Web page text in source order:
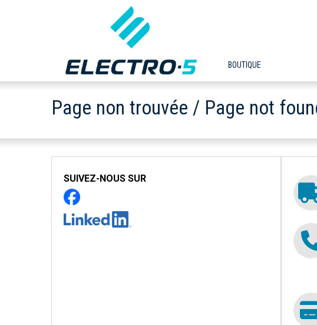
BOUTIQUE
Page non trouvée / Page not
SUIVEZ-NOUS SUR